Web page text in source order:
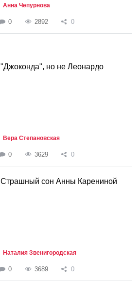
Анна Чепурнова
0 2892 0
"Джоконда", но не Леонардо
Вера Степановская
0 3629 0
Страшный сон Анны Карениной
Наталия Звенигородская
0 3689 0